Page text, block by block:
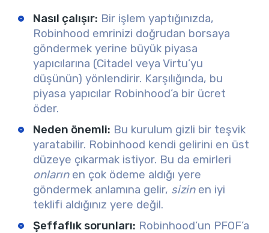
Nasıl çalışır: Bir işlem yaptığınızda,
Robinhood emrinizi doğrudan borsaya
göndermek yerine büyük piyasa
yapıcılarına (Citadel veya Virtu’yu
düşünün) yönlendirir. Karşılığında, bu
piyasa yapıcılar Robinhood’a bir ücret
öder.
Neden önemli: Bu kurulum gizli bir teşvik
yaratabilir. Robinhood kendi gelirini en üst
düzeye çıkarmak istiyor. Bu da emirleri
onlarınen çok ödeme aldığı yere
göndermek anlamına gelir, sizinen iyi
teklifi aldığınız yere değil.
Şeffaflık sorunları: Robinhood’un PFOF’a